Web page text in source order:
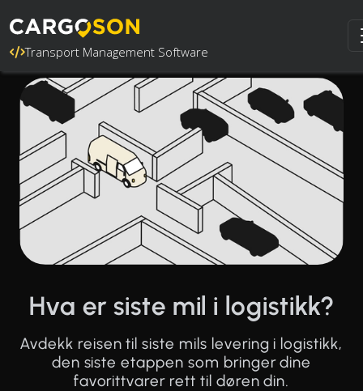
Transport Management Software
Hva er siste mil i logistikk?
Avdekk reisen til siste mils levering i logistikk,
den siste etappen som bringer dine
favorittvarer rett til døren din.